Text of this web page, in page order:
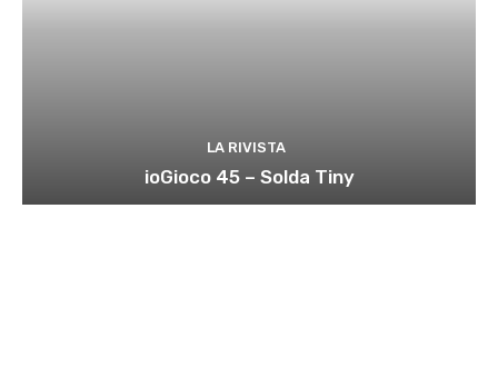
LA RIVISTA
ioGioco 45 – Solda Tiny